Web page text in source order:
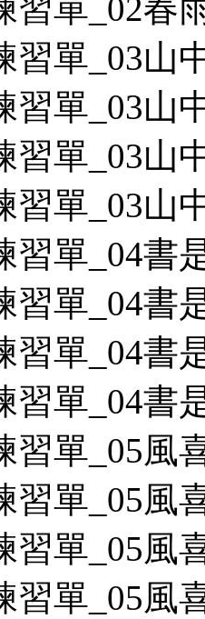
習單_02春
習單_03山
習單_03山
習單_03山
習單_03山
習單_04書
習單_04書
習單_04書
習單_04書
習單_05風
習單_05風
習單_05風
習單_05風